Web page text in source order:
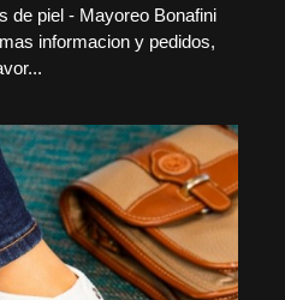
de piel - Mayoreo Bonafini
informacion y pedidos,